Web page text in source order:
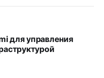
для управления